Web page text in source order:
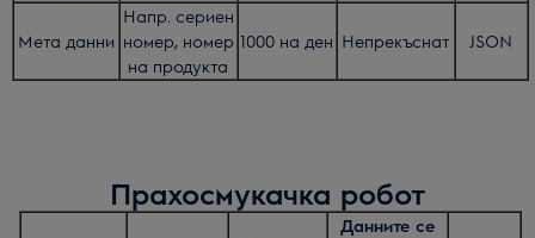
Мета данни
Напр. сериен
номер, номер
на продукта
1000 на ден Непрекъснат JSON
Прахосмукачка робот
Данните се